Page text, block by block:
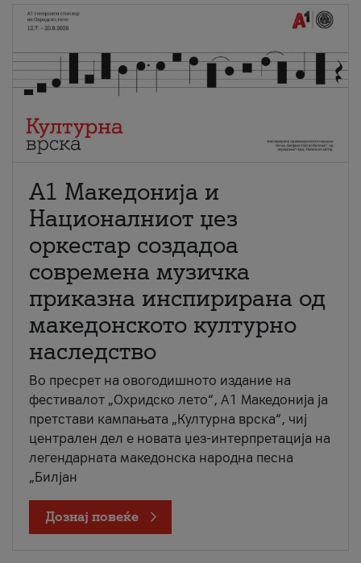
А1 Македонија и
Националниот џез
оркестар создадоа
современа музичка
приказна инспирирана од
македонското културно
наследство
Во пресрет на овогодишното издание на
фестивалот „Охридско лето“, А1 Македонија ја
претстави кампањата „Културна врска“, чиј
централен дел е новата џез-интерпретација на
легендарната македонска народна песна
„Билјан
Дознај повеќе